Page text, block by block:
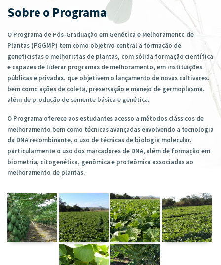
Sobre o Programa
O Programa de Pós-Graduação em Genética e Melhoramento de
Plantas (PGGMP) tem como objetivo central a formação de
geneticistas e melhoristas de plantas, com sólida formação científica
e capazes de liderar programas de melhoramento, em instituições
públicas e privadas, que objetivem o lançamento de novas cultivares,
bem como ações de coleta, preservação e manejo de germoplasma,
além de produção de semente básica e genética.
O Programa oferece aos estudantes acesso a métodos clássicos de
melhoramento bem como técnicas avançadas envolvendo a tecnologia
da DNA recombinante, o uso de técnicas de biologia molecular,
particularmente o uso dos marcadores de DNA, além de formação em
biometria, citogenética, genômica e proteômica associadas ao
melhoramento de plantas.